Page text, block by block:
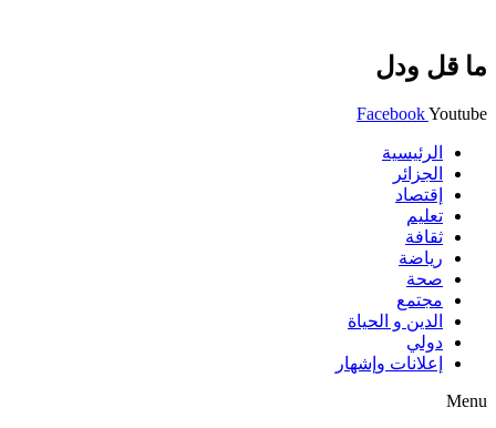
ما قل ودل
FacebookYoutube
الرئيسية
الجزائر
إقتصاد
تعليم
ثقافة
رياضة
صحة
مجتمع
الدين و الحياة
دولي
إعلانات وإشهار
Menu